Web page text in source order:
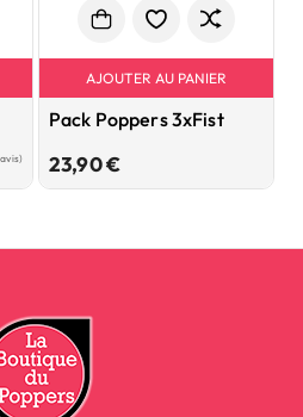
AJOUTER AU PANIER
Pack Poppers 3xFist
23,90 €Prix